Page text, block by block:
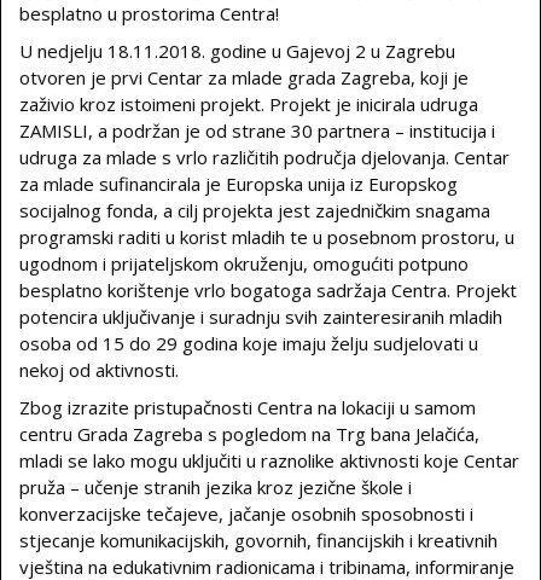
besplatno u prostorima Centra!
U nedjelju 18.11.2018. godine u Gajevoj 2 u Zagrebu
otvoren je prvi Centar za mlade grada Zagreba, koji je
zaživio kroz istoimeni projekt. Projekt je inicirala udruga
ZAMISLI, a podržan je od strane 30 partnera – institucija i
udruga za mlade s vrlo različitih područja djelovanja. Centar
za mlade sufinancirala je Europska unija iz Europskog
socijalnog fonda, a cilj projekta jest zajedničkim snagama
programski raditi u korist mladih te u posebnom prostoru, u
ugodnom i prijateljskom okruženju, omogućiti potpuno
besplatno korištenje vrlo bogatoga sadržaja Centra. Projekt
potencira uključivanje i suradnju svih zainteresiranih mladih
osoba od 15 do 29 godina koje imaju želju sudjelovati u
nekoj od aktivnosti.
Zbog izrazite pristupačnosti Centra na lokaciji u samom
centru Grada Zagreba s pogledom na Trg bana Jelačića,
mladi se lako mogu uključiti u raznolike aktivnosti koje Centar
pruža – učenje stranih jezika kroz jezične škole i
konverzacijske tečajeve, jačanje osobnih sposobnosti i
stjecanje komunikacijskih, govornih, financijskih i kreativnih
vještina na edukativnim radionicama i tribinama, informiranje